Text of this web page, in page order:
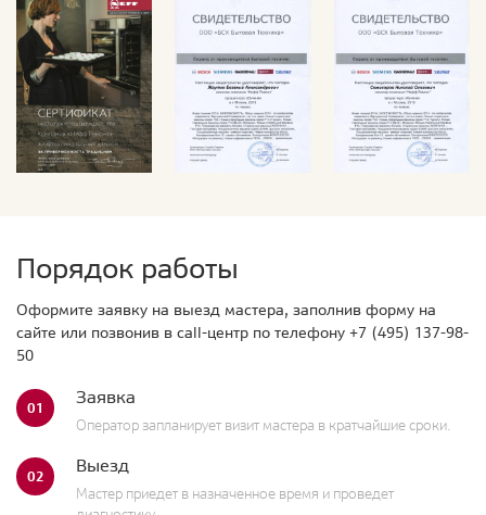
Порядок работы
Оформите заявку на выезд мастера, заполнив форму на
сайте или позвонив в call-центр по телефону +7 (495) 137-98-
50
01 Заявка
Оператор запланирует визит мастера в кратчайшие сроки.
02 Выезд
Мастер приедет в назначенное время и проведет